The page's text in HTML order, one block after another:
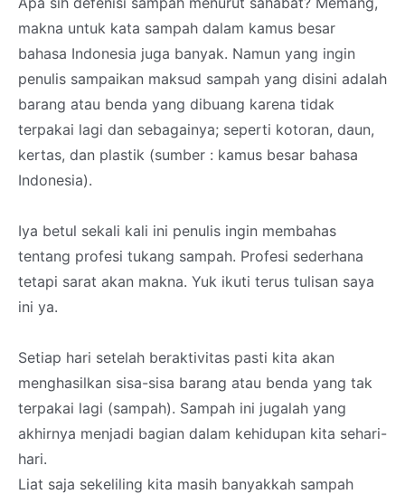
makna untuk kata sampah dalam kamus besar
bahasa Indonesia juga banyak. Namun yang ingin
penulis sampaikan maksud sampah yang disini adalah
barang atau benda yang dibuang karena tidak
terpakai lagi dan sebagainya; seperti kotoran, daun,
kertas, dan plastik (sumber : kamus besar bahasa
Indonesia).
Iya betul sekali kali ini penulis ingin membahas
tentang profesi tukang sampah. Profesi sederhana
tetapi sarat akan makna. Yuk ikuti terus tulisan saya
ini ya.
Setiap hari setelah beraktivitas pasti kita akan
menghasilkan sisa-sisa barang atau benda yang tak
terpakai lagi (sampah). Sampah ini jugalah yang
akhirnya menjadi bagian dalam kehidupan kita sehari-
hari.
Liat saja sekeliling kita masih banyakkah sampah